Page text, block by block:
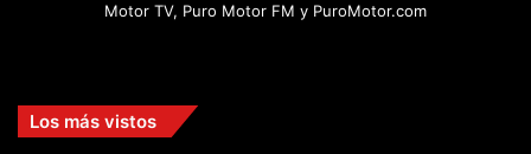
Motor TV, Puro Motor FM y PuroMotor.com
Los más vistos